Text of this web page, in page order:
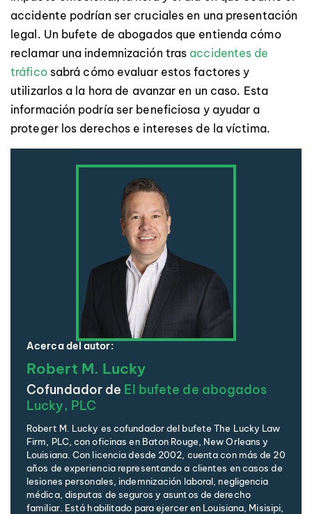
accidente podrían ser cruciales en una presentación
legal. Un bufete de abogados que entienda cómo
reclamar una indemnización tras accidentes de
tráficosabrá cómo evaluar estos factores y
utilizarlos a la hora de avanzar en un caso. Esta
información podría ser beneficiosa y ayudar a
proteger los derechos e intereses de la víctima.
Acerca del autor:
Robert M. Lucky
Cofundador de El bufete de abogados
Lucky, PLC
Robert M. Lucky es cofundador del bufete The Lucky Law
Firm, PLC, con oficinas en Baton Rouge, New Orleans y
Louisiana. Con licencia desde 2002, cuenta con más de 20
años de experiencia representando a clientes en casos de
lesiones personales, indemnización laboral, negligencia
médica, disputas de seguros y asuntos de derecho
familiar. Está habilitado para ejercer en Louisiana, Misisipi,